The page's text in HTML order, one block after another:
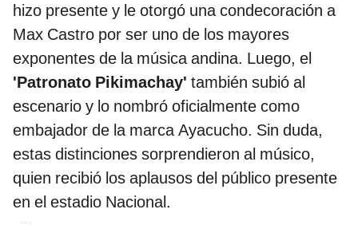
hizo presente y le otorgó una condecoración a
Max Castro por ser uno de los mayores
exponentes de la música andina. Luego, el
'Patronato Pikimachay' también subió al
escenario y lo nombró oficialmente como
embajador de la marca Ayacucho. Sin duda,
estas distinciones sorprendieron al músico,
quien recibió los aplausos del público presente
en el estadio Nacional.